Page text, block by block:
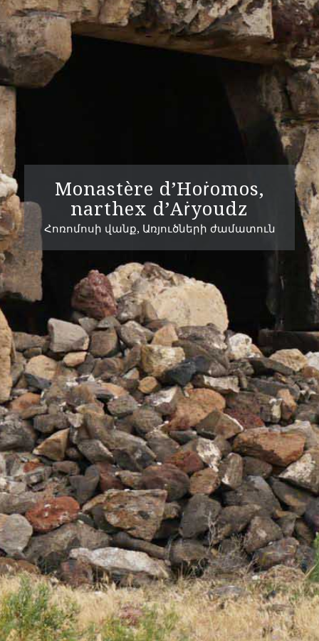
Monastère d’Hoṙomos,
narthex d’Aṙyoudz
Հոռոմոսի վանք, Առյուծների ժամատուն